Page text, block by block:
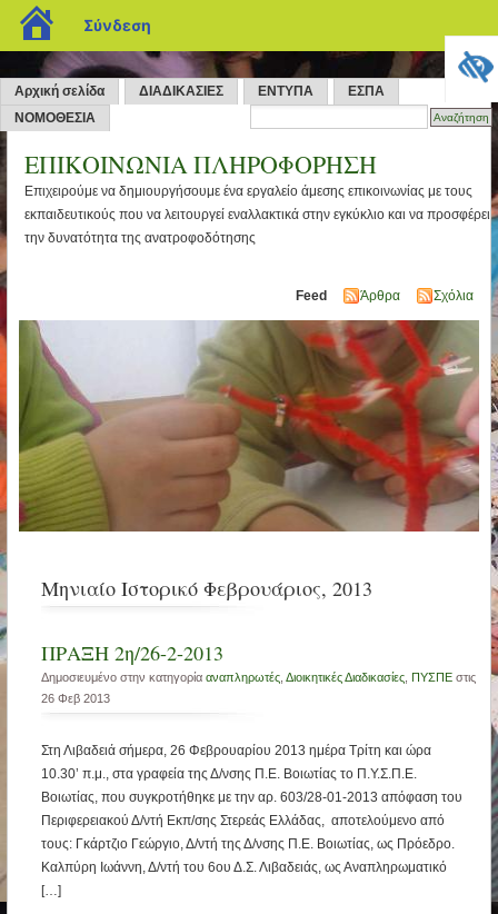
Αρχική σελίδα ΔΙΑΔΙΚΑΣΙΕΣ ΕΝΤΥΠΑ
ΕΣΠΑ
ΝΟΜΟΘΕΣΙΑ
ΕΠΙΚΟΙΝΩΝΙΑ ΠΛΗΡΟΦΟΡΗΣΗ
Επιχειρούμε να δημιουργήσουμε ένα εργαλείο άμεσης επικοινωνίας με τους
εκπαιδευτικούς που να λειτουργεί εναλλακτικά στην εγκύκλιο και να προσφέρει
την δυνατότητα της ανατροφοδότησης
Feed Άρθρα Σχόλια
Μηνιαίο Ιστορικό Φεβρουάριος, 2013
ΠΡΑΞΗ 2η/26-2-2013
Δημοσιευμένο στην κατηγορία αναπληρωτές, Διοικητικές Διαδικασίες, ΠΥΣΠΕστις
26 Φεβ 2013
Στη Λιβαδειά σήμερα, 26 Φεβρουαρίου 2013 ημέρα Τρίτη και ώρα
10.30’ π.μ., στα γραφεία της Δ/νσης Π.Ε. Βοιωτίας το Π.Υ.Σ.Π.Ε.
Βοιωτίας, που συγκροτήθηκε με την αρ. 603/28-01-2013 απόφαση του
Περιφερειακού Δ/ντή Εκπ/σης Στερεάς Ελλάδας, αποτελούμενο από
τους: Γκάρτζιο Γεώργιο, Δ/ντή της Δ/νσης Π.Ε. Βοιωτίας, ως Πρόεδρο.
Καλπύρη Ιωάννη, Δ/ντή του 6ου Δ.Σ. Λιβαδειάς, ως Αναπληρωματικό
[…]
blogs.sch.gr
Σύνδεση